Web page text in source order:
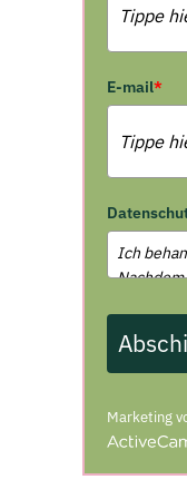
E-mail*
Marketing
A